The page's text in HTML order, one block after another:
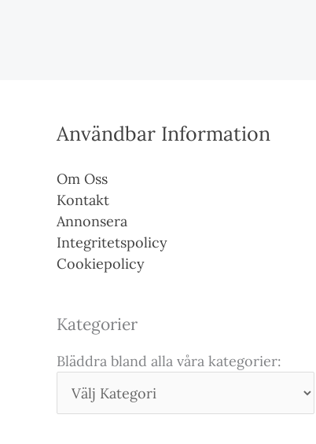
Användbar Information
Om Oss
Kontakt
Annonsera
Integritetspolicy
Cookiepolicy
Kategorier
Bläddra bland alla våra kategorier: